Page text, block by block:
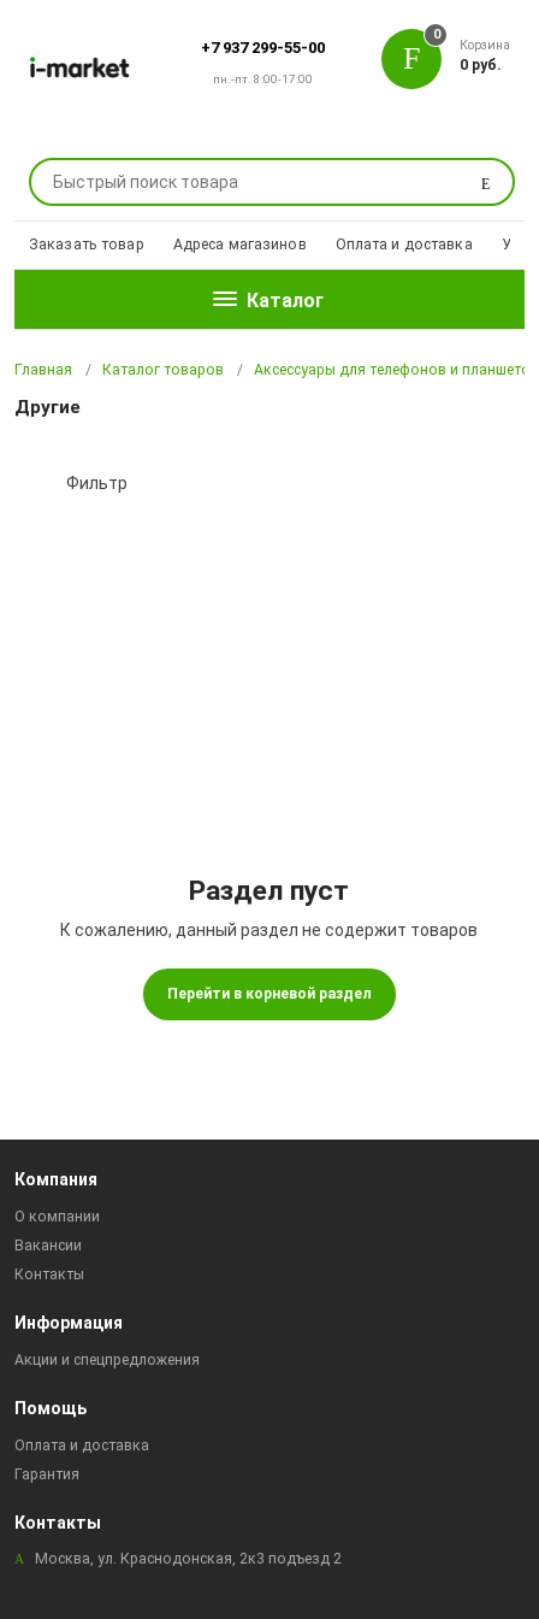
+7 937 299-55-00
пн.-пт. 8:00-17:00
Поиск
0
Корзина
0 руб.
Заказать товар Адреса магазинов Оплата и доставка
Каталог
Главная Каталог товаров Аксессуары для телефонов и планшетов
Другие
Фильтр
Раздел пуст
К сожалению, данный раздел не содержит товаров
Перейти в корневой раздел
Компания
О компании
Вакансии
Контакты
Информация
Акции и спецпредложения
Помощь
Оплата и доставка
Гарантия
Контакты
Москва, ул. Краснодонская, 2к3 подъезд 2